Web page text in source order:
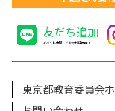
友だち追加
イベント情報、メルマガ配信中！
東京都教育委員会